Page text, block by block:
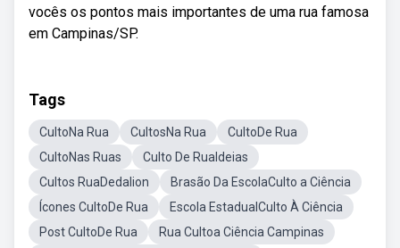
vocês os pontos mais importantes de uma rua famosa
em Campinas/SP.
Tags
CultoNa Rua CultosNa Rua
CultoDe Rua
CultoNas Ruas
Culto De RuaIdeias
Cultos RuaDedalion
Brasão Da EscolaCulto a Ciência
Ícones CultoDe Rua
Escola EstadualCulto À Ciência
Post CultoDe Rua
Rua Cultoa Ciência Campinas